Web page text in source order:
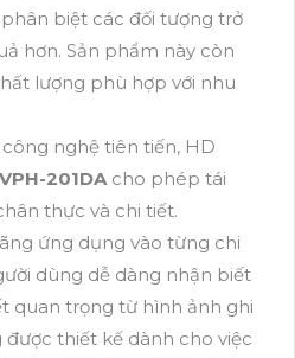
biệt các đối tượng trở
hơn. Sản phẩm này còn
lượng phù hợp với nhu
nghệ tiên tiến, HD
VPH-201DAcho phép tái
thực và chi tiết.
ứng dụng vào từng chi
dùng dễ dàng nhận biết
quan trọng từ hình ảnh ghi
được thiết kế dành cho việc